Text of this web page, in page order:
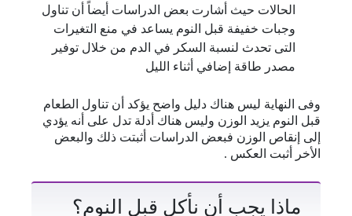
الحالات حيث أشارت بعض الدراسات أيضاً أن تناول
وجبات خفيفة قبل النوم يساعد في منع التغيرات
التى تحدث لنسبة السكر في الدم من خلال توفير
مصدر طاقة إضافي أثناء الليل
وفى النهاية ليس هناك دليل واضح يؤكد أن تناول الطعام
قبل النوم يزيد الوزن وليس هناك أدلة تدل على أنه يؤدي
إلى إنقاص الوزن فبعض الدراسات أثبتت ذلك والبعض
الأخر أثبت العكس .
ماذا يجب أن نأكل قبل النوم؟